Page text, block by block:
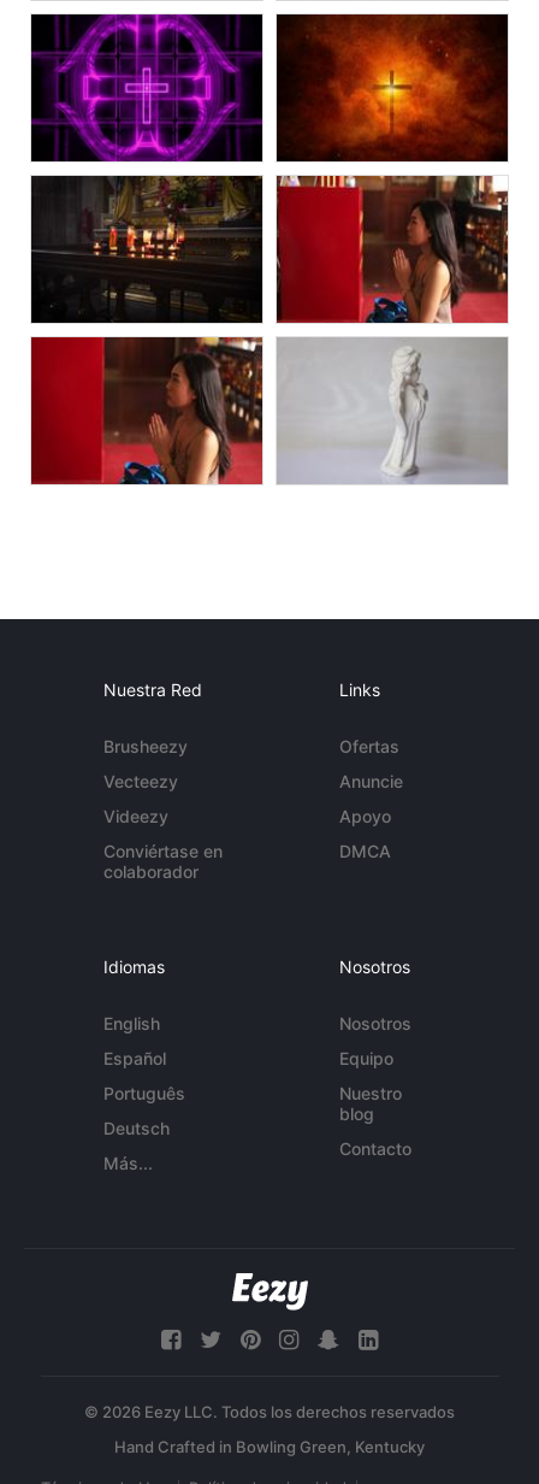
Nuestra Red
Brusheezy
Vecteezy
Videezy
Conviértase en
colaborador
Links
Ofertas
Anuncie
Apoyo
DMCA
Idiomas
English
Español
Português
Deutsch
Más...
Nosotros
Nosotros
Equipo
Nuestro
blog
Contacto
© 2026 Eezy LLC. Todos los derechos reservados